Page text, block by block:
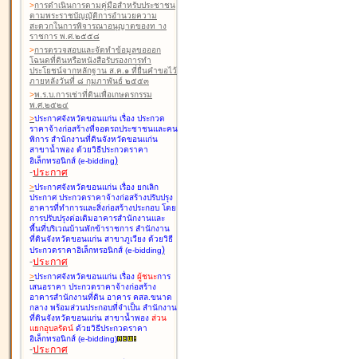
>การดำเนินการตามคู่มือสำหรับประชาชน
ตามพระราชบัญญัติการอำนวยความ
สะดวกในการพิจารณาอนุญาตของท าง
ราชการ พ.ศ.๒๕๕๘
>การตรวจสอบและจัดทำข้อมูลขอออก
โฉนดที่ดินหรือหนังสือรับรองการทำ
ประโยชน์จากหลักฐาน ส.ค.๑ ที่ยื่นคำขอไว้
ภายหลังวันที่ ๘ กุมภาพันธ์ ๒๕๕๓
>พ.ร.บ.การเช่าที่ดินเพื่อเกษตรกรรม
พ.ศ.๒๕๒๔
>ประกาศจังหวัดขอนแก่น เรื่อง ประกวด
ราคาจ้างก่อสร้างที่จอดรถประชาชนและคน
พิการ สำนักงานที่ดินจังหวัดขอนแก่น
สาขาน้ำพอง ด้วยวิธีประกวดราคา
อิเล็กทรอนิกส์ (e-bidding)
-ประกาศ
>ประกาศจังหวัดขอนแก่น เรื่อง ยกเลิก
ประกาศ ประกวดราคาจ้างก่อสร้างปรับปรุง
อาคารที่ทำการและสิ่งก่อสร้างประกอบ โดย
การปรับปรุงต่อเติมอาคารสำนักงานและ
พื้นที่บริเวณบ้านพักข้าราชการ สำนักงาน
ที่ดินจังหวัดขอนแก่น สาขาภูเวียง ด้วยวิธี
ประกวดราคาอิเล็กทรอนิกส์ (e-bidding)
-ประกาศ
>ประกาศจังหวัดขอนแก่น เรื่อง ผู้ชนะการ
เสนอราคา ประกวดราคาจ้างก่อสร้าง
อาคารสำนักงานที่ดิน อาคาร คสล.ขนาด
กลาง พร้อมส่วนประกอบที่จำเป็น สำนักงาน
ที่ดินจังหวัดขอนแก่น สาขาน้ำพอง ส่วน
แยกอุบลรัตน์ ด้วยวิธีประกวดราคา
อิเล็กทรอนิกส์ (e-bidding)
-ประกาศ